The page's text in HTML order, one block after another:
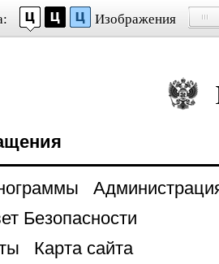
Изображения
Безопасности
Карта сайта